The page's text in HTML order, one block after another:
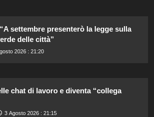
settembre presenterò la legge sulla
delle città”
2026 : 21:20
chat di lavoro e diventa “collega
3 Agosto 2026 : 21:15